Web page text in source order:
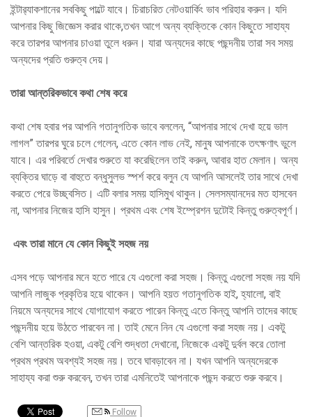
ইন্টার‍্যাকশানের সবকিছু পাল্টে যাবে। চিরাচরিত নেটওয়ার্কিং ভাব পরিহার করুন। যদি
আপনার কিছু জিজ্ঞেস করার থাকে,তখন আগে অন্য ব্যক্তিকে কোন কিছুতে সাহায্য
করে তারপর আপনার চাওয়া তুলে ধরুন। যারা অন্যদের কাছে পছন্দনীয় তারা সব সময়
অন্যদের প্রতি গুরুত্ব দেয়।
তারা আন্তরিকভাবে কথা শেষ করে
কথা শেষ হবার পর আপনি গতানুগতিক ভাবে বললেন, “আপনার সাথে দেখা হয়ে ভাল
লাগল” তারপর ঘুরে চলে গেলেন, এতে কোন লাভ নেই, মানুষ আপনাকে তৎক্ষণাৎ ভুলে
যাবে। এর পরিবর্তে দেখার শুরুতে যা করেছিলেন তাই করুন, আবার হাত মেলান। অন্য
ব্যক্তির ঘাড়ে বা বাহুতে বন্ধুসুলভ স্পর্শ করে বলুন যে আপনি আসলেই তার সাথে দেখা
করতে পেরে উচ্ছ্বসিত। এটি বলার সময় হাসিমুখ থাকুন। সেলসম্যানদের মত হাসবেন
না, আপনার নিজের হাসি হাসুন। প্রথম এবং শেষ ইম্প্রেশন দুটোই কিন্তু গুরুত্বপূর্ণ।
এবং তারা মানে যে কোন কিছুই সহজ নয়
এসব পড়ে আপনার মনে হতে পারে যে এগুলো করা সহজ। কিন্তু এগুলো সহজ নয় যদি
আপনি লাজুক প্রকৃতির হয়ে থাকেন। আপনি হয়ত গতানুগতিক হাই, হ্যালো, বাই
নিয়মে অন্যদের সাথে যোগাযোগ করতে পারেন কিন্তু এতে কিন্তু আপনি তাদের কাছে
পছন্দনীয় হয়ে উঠতে পারবেন না। তাই মেনে নিন যে এগুলো করা সহজ নয়। একটু
বেশি আন্তরিক হওয়া, একটু বেশি শুদ্ধতা দেখানো, নিজেকে একটু দুর্বল করে তোলা
প্রথম প্রথম অবশ্যই সহজ নয়। তবে ঘাবড়াবেন না। যখন আপনি অন্যদেরকে
সাহায্য করা শুরু করবেন, তখন তারা এমনিতেই আপনাকে পছন্দ করতে শুরু করবে।
Follow